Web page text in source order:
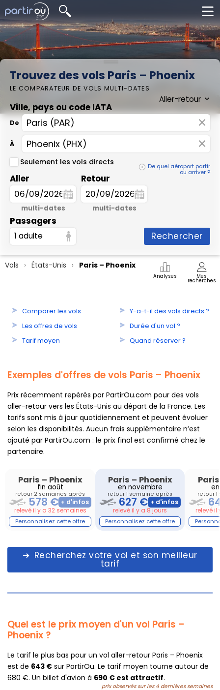
Trouvez des vols Paris – Phoenix
LE COMPARATEUR DE VOLS MULTI-DATES
Ville, pays ou code IATA
De ×
À ×
De quel aéroport partir
ou arriver ?
Seulement les vols directs
Aller
multi-dates
Retour
multi-dates
Passagers
1 adulte Rechercher
Vols États-Unis Paris – Phoenix
Analyses Mes
recherches
Exemples d'offres de vols Paris – Phoenix
Prix récemment repérés par PartirOu.com pour des vols
aller-retour vers les États-Unis au départ de la France. Les
tarifs sont mis à jour quotidiennement et peuvent évoluer
selon les disponibilités. Aucun frais supplémentaire n’est
ajouté par PartirOu.com : le prix final est confirmé chez le
partenaire.
Paris – Phoenix
fin août
retour 2 semaines après
578 €
relevé il y a 32 semaines
Paris – Phoenix
en novembre
retour 1 semaine après
627 €
relevé il y a 8 jours
Paris
retour
relevé
Recherchez votre vol et son meilleur
tarif
Quel est le prix moyen d'un vol Paris –
Phoenix ?
Le tarif le plus bas pour un vol aller-retour Paris – Phoenix
est de 643 € sur PartirOu. Le tarif moyen tourne autour de
680 €. Un billet d'avion à 690 € est attractif.
prix observés sur les 4 dernières semaines
Comparer les vols
Les offres de vols
Tarif moyen
Y-a-t-il des vols directs ?
Durée d'un vol ?
Quand réserver ?